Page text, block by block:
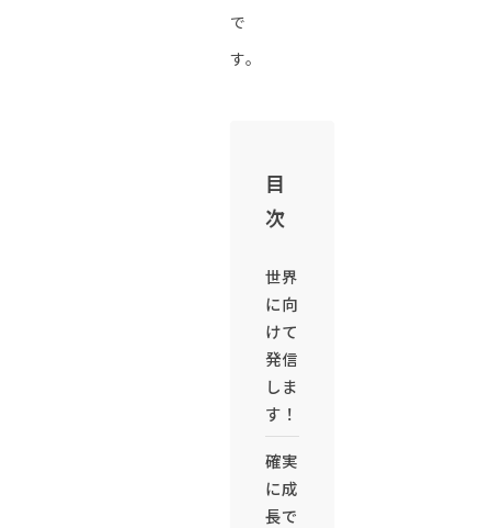
で
す。
目
次
世界
に向
けて
発信
しま
す！
確実
に成
長で